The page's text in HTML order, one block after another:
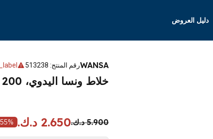
دليل العروض
WANSAرقم المنتج:
513238
خلاط ونسا اليدوي، 200 واط، 5 سرعات، FX- 7008 - ابيض
5.900 د.ك. 2.650 د.ك. 55%